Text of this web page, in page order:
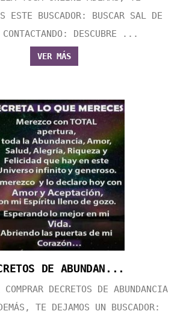
ESTE BUSCADOR: BUSCAR SAL DE
CONTACTANDO: DESCUBRE ...
VER MÁS
DE ABUNDAN...
DECRETOS DE ABUNDANCIA
TE DEJAMOS UN BUSCADOR: